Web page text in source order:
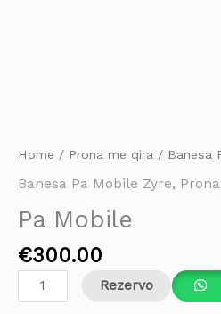
Home / Prona me qira / Banesa
Banesa Pa Mobile Zyre,
Pa Mobile
€300.00
Rezervo